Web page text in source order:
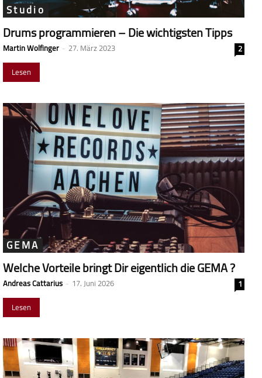
Studio
Drums programmieren – Die wichtigsten Tipps
Martin Wolfinger - 27. März 2023
2
Lesen
GEMA
Welche Vorteile bringt Dir eigentlich die GEMA ?
Andreas Cattarius - 17. Juni 2026
1
Lesen